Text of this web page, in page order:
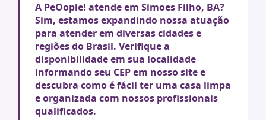
A PeOople! atende em Simoes Filho, BA?
Sim, estamos expandindo nossa atuação
para atender em diversas cidades e
regiões do Brasil. Verifique a
disponibilidade em sua localidade
informando seu CEP em nosso site e
descubra como é fácil ter uma casa limpa
e organizada com nossos profissionais
qualificados.